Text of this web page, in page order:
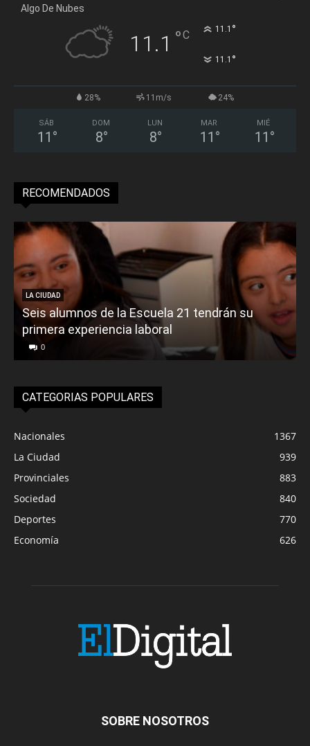
Algo De Nubes
11.1 °C 11.1 °
11.1 °
28% 11m/s 24%
SÁB
11 °
DOM
8°
LUN
8°
MAR
11 °
MIÉ
11 °
RECOMENDADOS
LA CIUDAD
Seis alumnos de la Escuela 21 tendrán su
primera experiencia laboral
0
CATEGORIAS POPULARES
Nacionales
1367
La Ciudad
939
Provinciales
883
Sociedad
840
Deportes
770
Economía
626
SOBRE NOSOTROS